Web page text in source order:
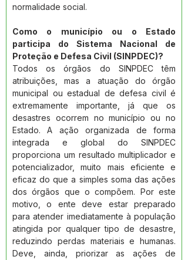
normalidade social.
Como o município ou o Estado
participa do Sistema Nacional de
Proteção e Defesa Civil (SINPDEC)?
Todos os órgãos do SINPDEC têm
atribuições, mas a atuação do órgão
municipal ou estadual de defesa civil é
extremamente importante, já que os
desastres ocorrem no município ou no
Estado. A ação organizada de forma
integrada e global do SINPDEC
proporciona um resultado multiplicador e
potencializador, muito mais eficiente e
eficaz do que a simples soma das ações
dos órgãos que o compõem. Por este
motivo, o ente deve estar preparado
para atender imediatamente à população
atingida por qualquer tipo de desastre,
reduzindo perdas materiais e humanas.
Deve, ainda, priorizar as ações de